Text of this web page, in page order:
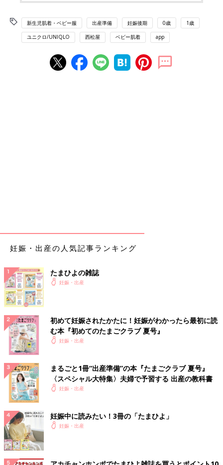
新生児肌着・ベビー服 出産準備 妊娠後期 0歳 1歳
ユニクロ/UNIQLO 西松屋 ベビー肌着 app
妊娠・出産の人気記事ランキング
たまひよの雑誌
妊娠・出産
初めて妊娠されたかたに！妊娠がわかったら最初に読
む本『初めてのたまごクラブ 夏号』
妊娠・出産
まるごと1冊“出産準備”の本『たまごクラブ 夏号』
〈スペシャル大特集〉夫婦で予習する 出産の教科書
妊娠・出産
妊娠中に読みたい！3冊の「たまひよ」
妊娠・出産